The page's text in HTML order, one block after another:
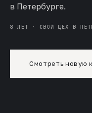
в Петербурге.
8 ЛЕТ · СВОЙ ЦЕХ В
Смотреть новую